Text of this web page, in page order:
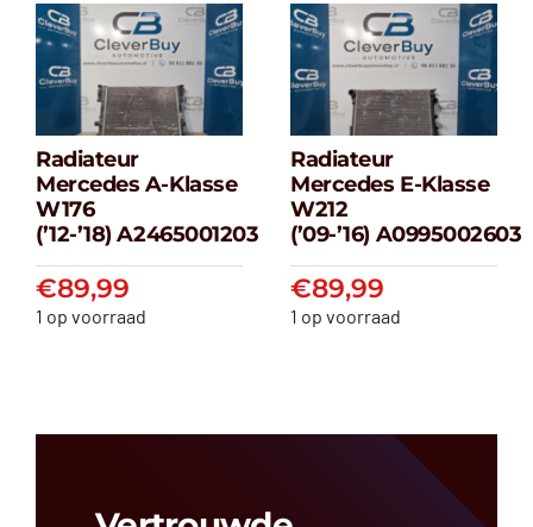
Radiateur
Mercedes A-
klasse W176
(’12-’18) A2465001203
€89,99
Radiateur
Mercedes A-Klasse
W176
(’12-’18) A2465001203
€89,99
1 op voorraad
Radiateur
Mercedes E-
klasse W212
(’09-’16)
€89,99
Radiateur
Mercedes E-Klasse
W212
(’09-’16) A0995002603
€89,99
1 op voorraad